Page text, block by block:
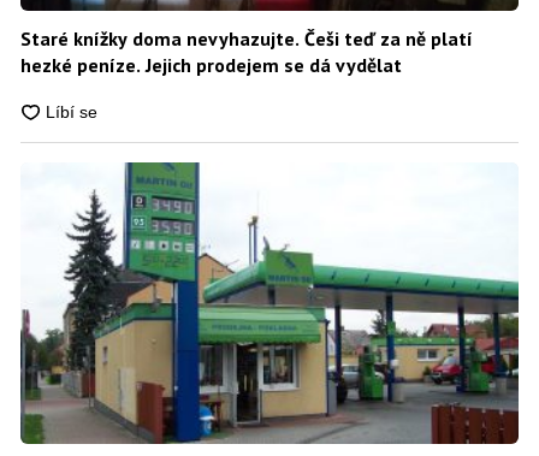
Staré knížky doma nevyhazujte. Češi teď za ně platí
hezké peníze. Jejich prodejem se dá vydělat